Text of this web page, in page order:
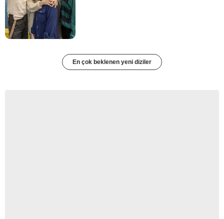
En çok beklenen yeni diziler